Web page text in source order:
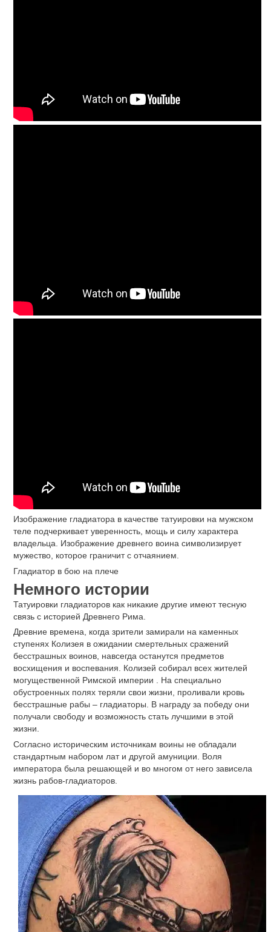
Изображение гладиатора в качестве татуировки на мужском
теле подчеркивает уверенность, мощь и силу характера
владельца. Изображение древнего воина символизирует
мужество, которое граничит с отчаянием.
Гладиатор в бою на плече
Немного истории
Татуировки гладиаторов как никакие другие имеют тесную
связь с историей Древнего Рима.
Древние времена, когда зрители замирали на каменных
ступенях Колизея в ожидании смертельных сражений
бесстрашных воинов, навсегда останутся предметов
восхищения и воспевания. Колизей собирал всех жителей
могущественной Римской империи . На специально
обустроенных полях теряли свои жизни, проливали кровь
бесстрашные рабы – гладиаторы. В награду за победу они
получали свободу и возможность стать лучшими в этой
жизни.
Согласно историческим источникам воины не обладали
стандартным набором лат и другой амуниции. Воля
императора была решающей и во многом от него зависела
жизнь рабов-гладиаторов.